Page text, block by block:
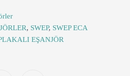
, SWEP, SWEP ECA
EŞANJÖR